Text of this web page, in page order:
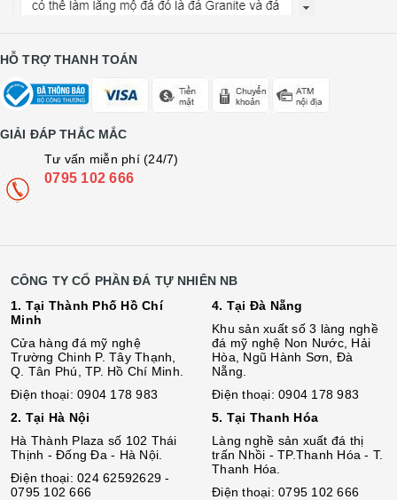
HỖ TRỢ THANH TOÁN
GIẢI ĐÁP THẮC MẮC
Tư vấn miễn phí (24/7)
0795 102 666
CÔNG TY CỔ PHẦN ĐÁ TỰ NHIÊN NB
1. Tại Thành Phố Hồ Chí
Minh
Cửa hàng đá mỹ nghệ
Trường Chinh P. Tây Thạnh,
Q. Tân Phú, TP. Hồ Chí Minh.
Điện thoại: 0904 178 983
2. Tại Hà Nội
Hà Thành Plaza số 102 Thái
Thịnh - Đống Đa - Hà Nội.
Điện thoại: 024 62592629 -
0795 102 666
4. Tại Đà Nẵng
Khu sản xuất số 3 làng nghề
đá mỹ nghệ Non Nước, Hải
Hòa, Ngũ Hành Sơn, Đà
Nẵng.
Điện thoại: 0904 178 983
5. Tại Thanh Hóa
Làng nghề sản xuất đá thị
trấn Nhồi - TP.Thanh Hóa - T.
Thanh Hóa.
Điện thoại: 0795 102 666